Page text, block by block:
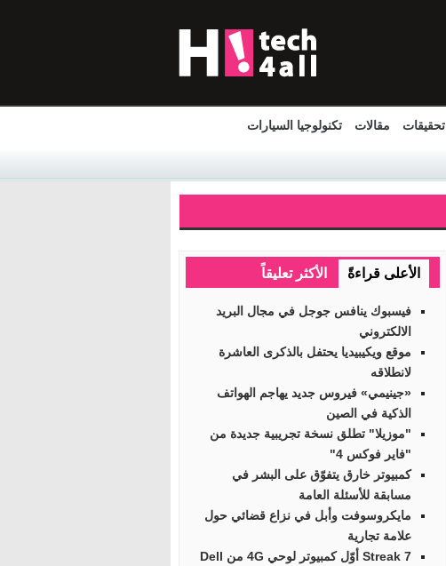
تحقيقات مقالات تكنولوجيا السيارات
الأعلى قراءةً الأكثر تعليقاً
فيسبوك ينافس جوجل في مجال البريد
الالكتروني
موقع ويكيبيديا يحتفل بالذكرى العاشرة
لانطلاقه
«جينيمي» فيروس جديد يهاجم الهواتف
الذكية في الصين
"موزيلا" تطلق نسخة تجريبية جديدة من
"فاير فوكس 4"
كمبيوتر خارق يتفوّق على البشر في
مسابقة للأسئلة العامة
مايكروسوفت وأبل في نزاع قضائي حول
علامة تجارية
Streak 7 أوّل كمبيوتر لوحي 4G من Dell